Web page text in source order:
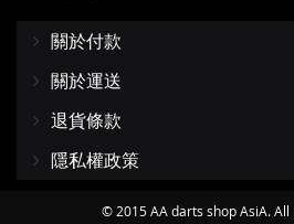
關於付款
關於運送
退貨條款
隱私權政策
© 2015 AA darts shop AsiA. All